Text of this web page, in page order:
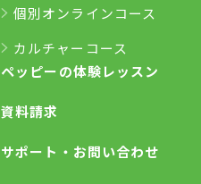
個別オンラインコース
カルチャーコース
ペッピーの体験レッスン
資料請求
サポート・お問い合わせ